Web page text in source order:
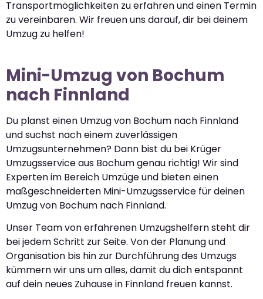
Transportmöglichkeiten zu erfahren und einen Termin
zu vereinbaren. Wir freuen uns darauf, dir bei deinem
Umzug zu helfen!
Mini-Umzug von Bochum
nach Finnland
Du planst einen Umzug von Bochum nach Finnland
und suchst nach einem zuverlässigen
Umzugsunternehmen? Dann bist du bei Krüger
Umzugsservice aus Bochum genau richtig! Wir sind
Experten im Bereich Umzüge und bieten einen
maßgeschneiderten Mini-Umzugsservice für deinen
Umzug von Bochum nach Finnland.
Unser Team von erfahrenen Umzugshelfern steht dir
bei jedem Schritt zur Seite. Von der Planung und
Organisation bis hin zur Durchführung des Umzugs
kümmern wir uns um alles, damit du dich entspannt
auf dein neues Zuhause in Finnland freuen kannst.